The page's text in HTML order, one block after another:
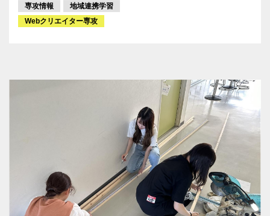
専攻情報
地域連携学習
Webクリエイター専攻